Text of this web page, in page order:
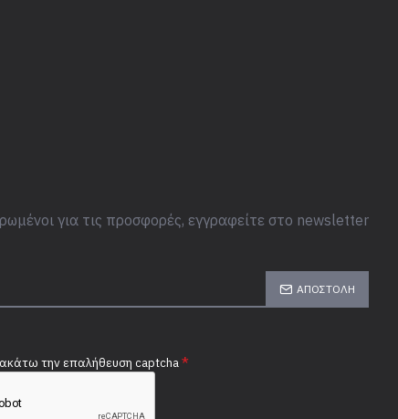
για τις προσφορές, εγγραφείτε στο newsletter
ΑΠΟΣΤΟΛΉ
την επαλήθευση captcha